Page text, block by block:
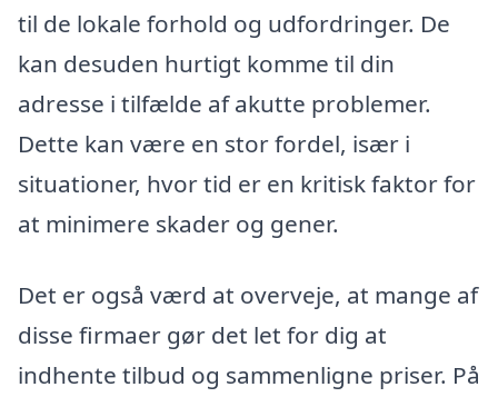
til de lokale forhold og udfordringer. De
kan desuden hurtigt komme til din
adresse i tilfælde af akutte problemer.
Dette kan være en stor fordel, især i
situationer, hvor tid er en kritisk faktor for
at minimere skader og gener.
Det er også værd at overveje, at mange af
disse firmaer gør det let for dig at
indhente tilbud og sammenligne priser. På